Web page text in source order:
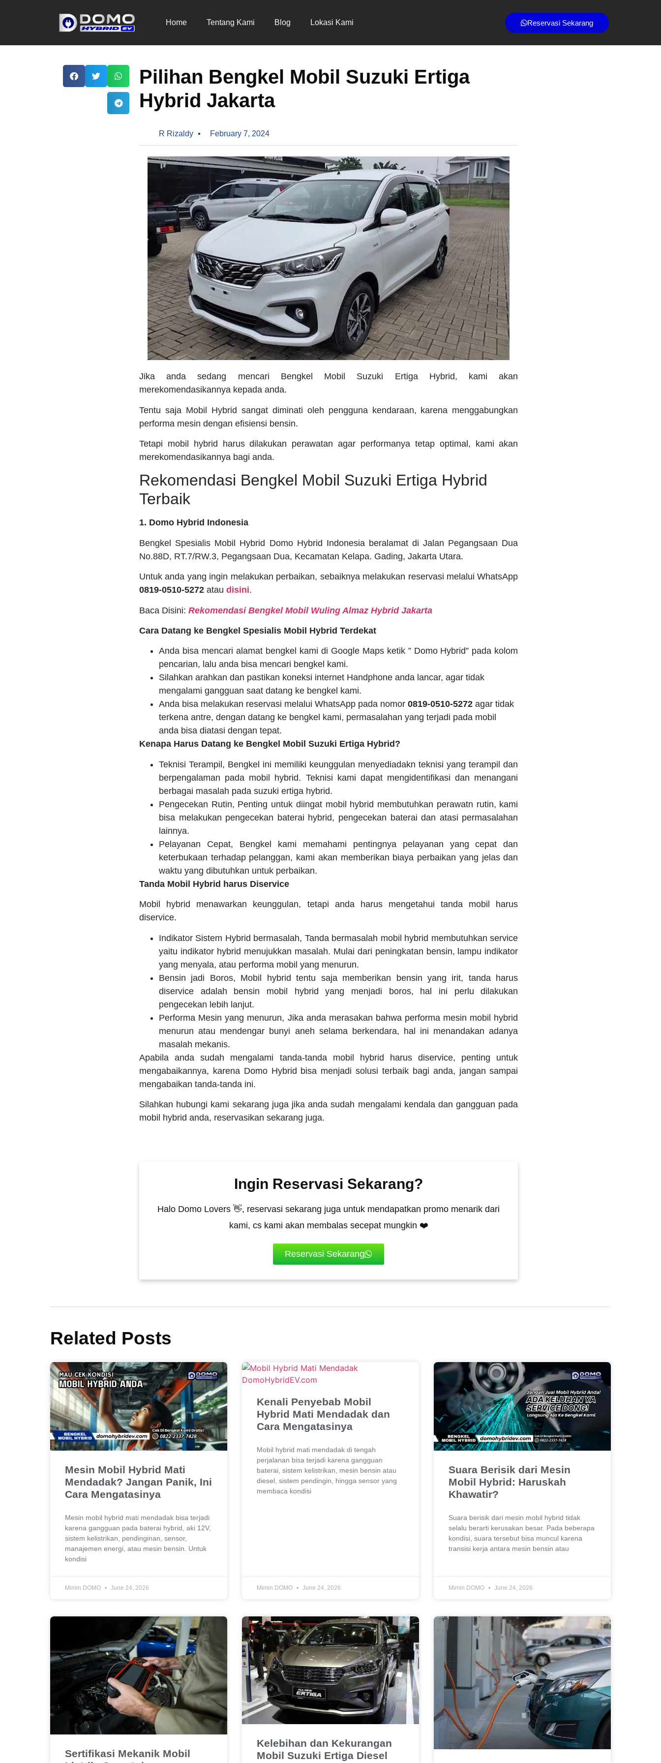
Home Tentang Kami Blog Lokasi Kami Reservasi Sekarang
Pilihan Bengkel Mobil Suzuki Ertiga
Hybrid Jakarta
R Rizaldy February 7, 2024
Jika anda sedang mencari Bengkel Mobil Suzuki Ertiga Hybrid, kami akan
merekomendasikannya kepada anda.
Tentu saja Mobil Hybrid sangat diminati oleh pengguna kendaraan, karena menggabungkan
performa mesin dengan efisiensi bensin.
Tetapi mobil hybrid harus dilakukan perawatan agar performanya tetap optimal, kami akan
merekomendasikannya bagi anda.
Rekomendasi Bengkel Mobil Suzuki Ertiga Hybrid
Terbaik
1. Domo Hybrid Indonesia
Bengkel Spesialis Mobil Hybrid Domo Hybrid Indonesia beralamat di Jalan Pegangsaan Dua
No.88D, RT.7/RW.3, Pegangsaan Dua, Kecamatan Kelapa. Gading, Jakarta Utara.
Untuk anda yang ingin melakukan perbaikan, sebaiknya melakukan reservasi melalui WhatsApp
0819-0510-5272 atau disini.
Baca Disini: Rekomendasi Bengkel Mobil Wuling Almaz Hybrid Jakarta
Cara Datang ke Bengkel Spesialis Mobil Hybrid Terdekat
Anda bisa mencari alamat bengkel kami di Google Maps ketik ” Domo Hybrid” pada kolom
pencarian, lalu anda bisa mencari bengkel kami.
Silahkan arahkan dan pastikan koneksi internet Handphone anda lancar, agar tidak
mengalami gangguan saat datang ke bengkel kami.
Anda bisa melakukan reservasi melalui WhatsApp pada nomor 0819-0510-5272 agar tidak
terkena antre, dengan datang ke bengkel kami, permasalahan yang terjadi pada mobil
anda bisa diatasi dengan tepat.
Kenapa Harus Datang ke Bengkel Mobil Suzuki Ertiga Hybrid?
Teknisi Terampil, Bengkel ini memiliki keunggulan menyediadakn teknisi yang terampil dan
berpengalaman pada mobil hybrid. Teknisi kami dapat mengidentifikasi dan menangani
berbagai masalah pada suzuki ertiga hybrid.
Pengecekan Rutin, Penting untuk diingat mobil hybrid membutuhkan perawatn rutin, kami
bisa melakukan pengecekan baterai hybrid, pengecekan baterai dan atasi permasalahan
lainnya.
Pelayanan Cepat, Bengkel kami memahami pentingnya pelayanan yang cepat dan
keterbukaan terhadap pelanggan, kami akan memberikan biaya perbaikan yang jelas dan
waktu yang dibutuhkan untuk perbaikan.
Tanda Mobil Hybrid harus Diservice
Mobil hybrid menawarkan keunggulan, tetapi anda harus mengetahui tanda mobil harus
diservice.
Indikator Sistem Hybrid bermasalah, Tanda bermasalah mobil hybrid membutuhkan service
yaitu indikator hybrid menujukkan masalah. Mulai dari peningkatan bensin, lampu indikator
yang menyala, atau performa mobil yang menurun.
Bensin jadi Boros, Mobil hybrid tentu saja memberikan bensin yang irit, tanda harus
diservice adalah bensin mobil hybrid yang menjadi boros, hal ini perlu dilakukan
pengecekan lebih lanjut.
Performa Mesin yang menurun, Jika anda merasakan bahwa performa mesin mobil hybrid
menurun atau mendengar bunyi aneh selama berkendara, hal ini menandakan adanya
masalah mekanis.
Apabila anda sudah mengalami tanda-tanda mobil hybrid harus diservice, penting untuk
mengabaikannya, karena Domo Hybrid bisa menjadi solusi terbaik bagi anda, jangan sampai
mengabaikan tanda-tanda ini.
Silahkan hubungi kami sekarang juga jika anda sudah mengalami kendala dan gangguan pada
mobil hybrid anda, reservasikan sekarang juga.
Ingin Reservasi Sekarang?
Halo Domo Lovers 👋, reservasi sekarang juga untuk mendapatkan promo menarik dari
kami, cs kami akan membalas secepat mungkin ❤️
Reservasi Sekarang
Related Posts
Mesin Mobil Hybrid Mati
Mendadak? Jangan Panik, Ini
Cara Mengatasinya
Mesin mobil hybrid mati mendadak bisa terjadi
karena gangguan pada baterai hybrid, aki 12V,
sistem kelistrikan, pendinginan, sensor,
manajemen energi, atau mesin bensin. Untuk
kondisi
Mimin DOMO June 24, 2026
Kenali Penyebab Mobil
Hybrid Mati Mendadak dan
Cara Mengatasinya
Mobil hybrid mati mendadak di tengah
perjalanan bisa terjadi karena gangguan
baterai, sistem kelistrikan, mesin bensin atau
diesel, sistem pendingin, hingga sensor yang
membaca kondisi
Mimin DOMO June 24, 2026
Suara Berisik dari Mesin
Mobil Hybrid: Haruskah
Khawatir?
Suara berisik dari mesin mobil hybrid tidak
selalu berarti kerusakan besar. Pada beberapa
kondisi, suara tersebut bisa muncul karena
transisi kerja antara mesin bensin atau
Mimin DOMO June 24, 2026
Sertifikasi Mekanik Mobil
Kelebihan dan Kekurangan
Mobil Suzuki Ertiga Diesel